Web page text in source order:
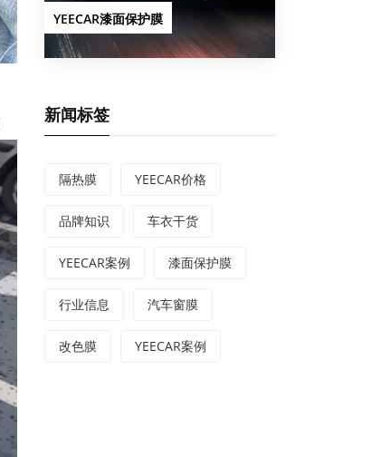
YEECAR漆面保护膜
新闻标签
隔热膜 YEECAR价格
品牌知识 车衣干货
YEECAR案例 漆面保护膜
行业信息 汽车窗膜
改色膜 YEECAR案例